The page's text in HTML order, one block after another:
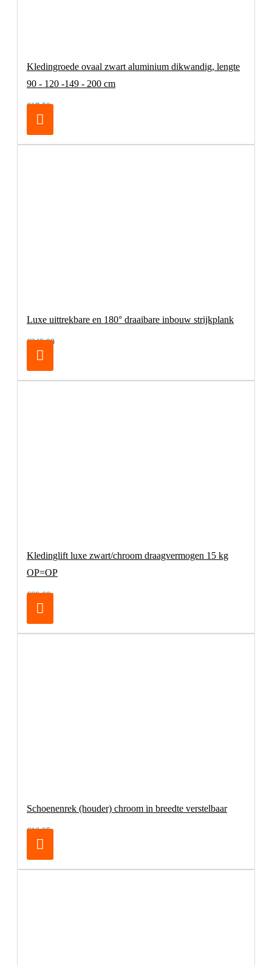
Kledingroede ovaal zwart aluminium dikwandig, lengte
90 - 120 -149 - 200 cm
€17,50
Luxe uittrekbare en 180° draaibare inbouw strijkplank
€249,00
Kledinglift luxe zwart/chroom draagvermogen 15 kg
OP=OP
€69,00
Schoenenrek (houder) chroom in breedte verstelbaar
€16,95